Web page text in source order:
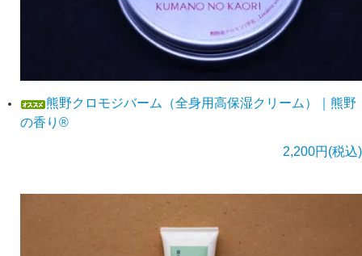
熊野クロモジバーム（全身用高保湿クリーム）｜熊野
の香り®
2,200円(税込)